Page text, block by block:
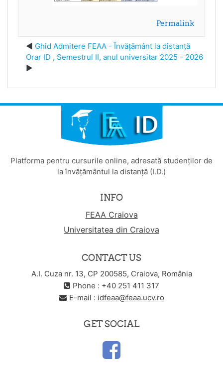
Permalink
Ghid Admitere FEAA - Învățământ la distanță
Orar ID , Semestrul II, anul universitar 2025 - 2026
Platforma pentru cursurile online, adresată studenților de
la învățământul la distanță (I.D.)
INFO
FEAA Craiova
Universitatea din Craiova
CONTACT US
A.I. Cuza nr. 13, CP 200585, Craiova, România
Phone : +40 251 411 317
E-mail : idfeaa@feaa.ucv.ro
GET SOCIAL